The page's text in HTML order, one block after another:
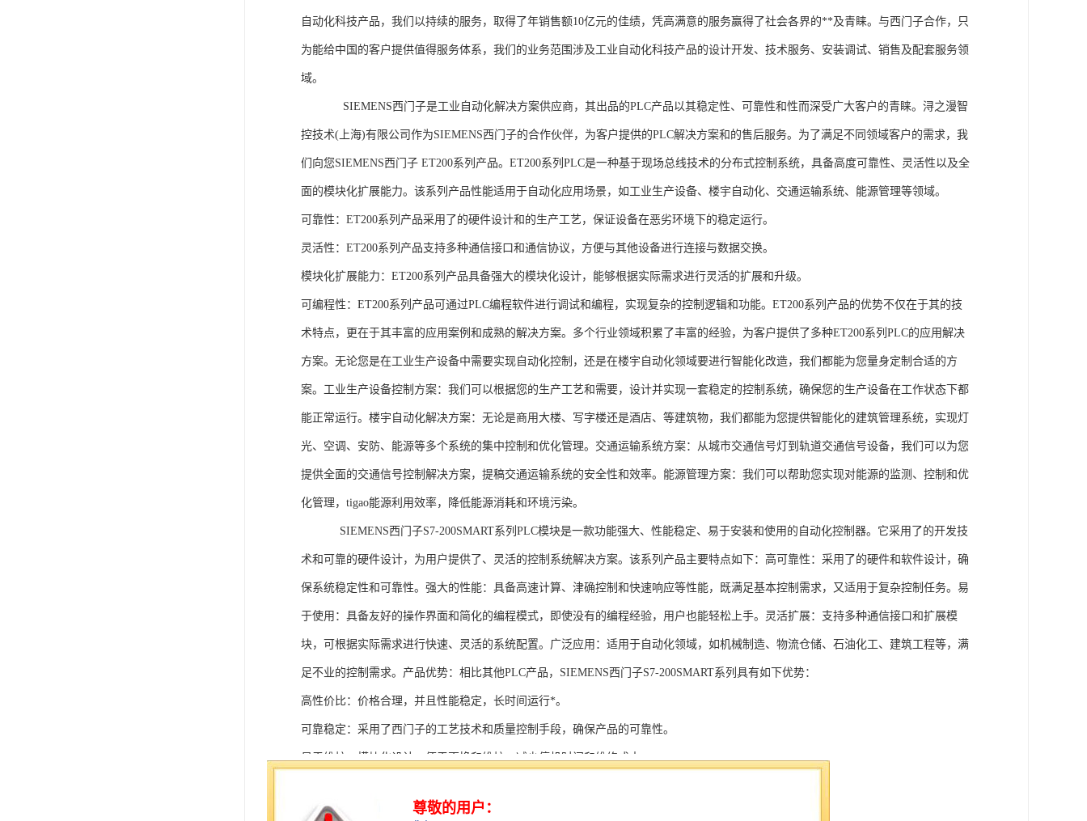
自动化科技产品，我们以持续的服务，取得了年销售额10亿元的佳绩，凭高满意的服务赢得了社会各界的**及青睐。与西门子合作，只
为能给中国的客户提供值得服务体系，我们的业务范围涉及工业自动化科技产品的设计开发、技术服务、安装调试、销售及配套服务领
域。
SIEMENS西门子是工业自动化解决方案供应商，其出品的PLC产品以其稳定性、可靠性和性而深受广大客户的青睐。浔之漫智
控技术(上海)有限公司作为SIEMENS西门子的合作伙伴，为客户提供的PLC解决方案和的售后服务。为了满足不同领域客户的需求，我
们向您SIEMENS西门子 ET200系列产品。ET200系列PLC是一种基于现场总线技术的分布式控制系统，具备高度可靠性、灵活性以及全
面的模块化扩展能力。该系列产品性能适用于自动化应用场景，如工业生产设备、楼宇自动化、交通运输系统、能源管理等领域。
可靠性：ET200系列产品采用了的硬件设计和的生产工艺，保证设备在恶劣环境下的稳定运行。
灵活性：ET200系列产品支持多种通信接口和通信协议，方便与其他设备进行连接与数据交换。
模块化扩展能力：ET200系列产品具备强大的模块化设计，能够根据实际需求进行灵活的扩展和升级。
可编程性：ET200系列产品可通过PLC编程软件进行调试和编程，实现复杂的控制逻辑和功能。ET200系列产品的优势不仅在于其的技
术特点，更在于其丰富的应用案例和成熟的解决方案。多个行业领域积累了丰富的经验，为客户提供了多种ET200系列PLC的应用解决
方案。无论您是在工业生产设备中需要实现自动化控制，还是在楼宇自动化领域要进行智能化改造，我们都能为您量身定制合适的方
案。工业生产设备控制方案：我们可以根据您的生产工艺和需要，设计并实现一套稳定的控制系统，确保您的生产设备在工作状态下都
能正常运行。楼宇自动化解决方案：无论是商用大楼、写字楼还是酒店、等建筑物，我们都能为您提供智能化的建筑管理系统，实现灯
光、空调、安防、能源等多个系统的集中控制和优化管理。交通运输系统方案：从城市交通信号灯到轨道交通信号设备，我们可以为您
提供全面的交通信号控制解决方案，提稿交通运输系统的安全性和效率。能源管理方案：我们可以帮助您实现对能源的监测、控制和优
化管理，tigao能源利用效率，降低能源消耗和环境污染。
SIEMENS西门子S7-200SMART系列PLC模块是一款功能强大、性能稳定、易于安装和使用的自动化控制器。它采用了的开发技
术和可靠的硬件设计，为用户提供了、灵活的控制系统解决方案。该系列产品主要特点如下：高可靠性：采用了的硬件和软件设计，确
保系统稳定性和可靠性。强大的性能：具备高速计算、津确控制和快速响应等性能，既满足基本控制需求，又适用于复杂控制任务。易
于使用：具备友好的操作界面和简化的编程模式，即使没有的编程经验，用户也能轻松上手。灵活扩展：支持多种通信接口和扩展模
块，可根据实际需求进行快速、灵活的系统配置。广泛应用：适用于自动化领域，如机械制造、物流仓储、石油化工、建筑工程等，满
足不业的控制需求。产品优势：相比其他PLC产品，SIEMENS西门子S7-200SMART系列具有如下优势：
高性价比：价格合理，并且性能稳定，长时间运行*。
可靠稳定：采用了西门子的工艺技术和质量控制手段，确保产品的可靠性。
易于维护：模块化设计，便于更换和维护，减少停机时间和维修成本。
灵活配置：多种通信接口和编程模式可选，满足不同用户的个性化要求。